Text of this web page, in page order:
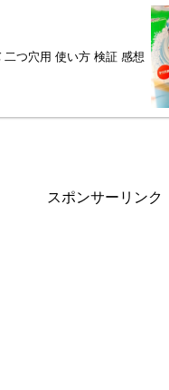
二つ穴用 使い方 検証 感想
スポンサーリンク